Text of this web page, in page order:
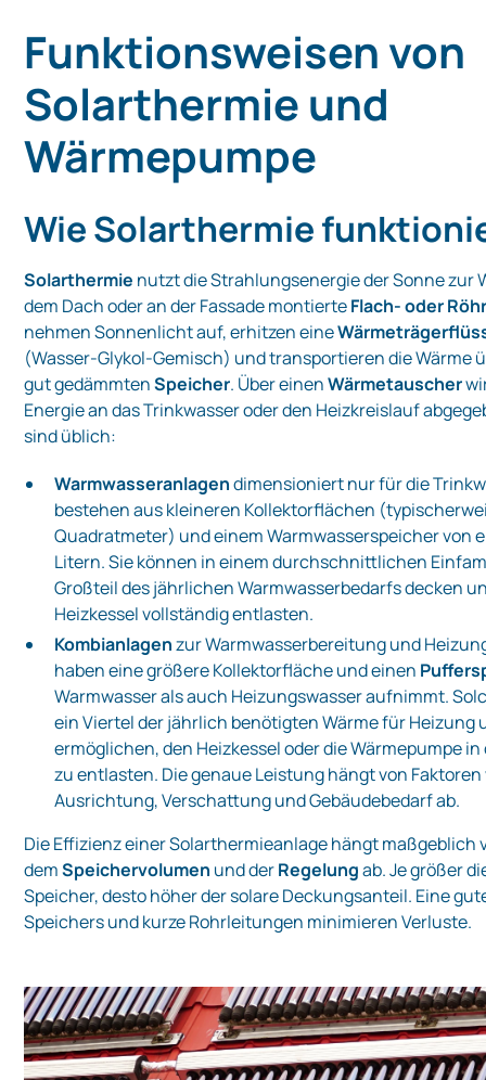
Funktionsweisen von
Solarthermie und
Wärmepumpe
Wie Solarthermie
Solarthermie nutzt die Strahlungsenergie der Sonne zur
dem Dach oder an der Fassade montierteFlach‑ oder
nehmen Sonnenlicht auf, erhitzen eine
(Wasser‑Glykol‑Gemisch) und transportieren die Wärme
gut gedämmtenSpeicher. Über einenWärmetauscher
Energie an das Trinkwasser oder den Heizkreislauf
sind üblich:
Warmwasseranlagendimensioniert nur für die
bestehen aus kleineren Kollektorflächen
Quadratmeter) und einem Warmwasserspeicher von
Litern. Sie können in einem durchschnittlichen
Großteil des jährlichen Warmwasserbedarfs decken
Heizkessel vollständig entlasten.
Kombianlagenzur Warmwasserbereitung und
haben eine größere Kollektorfläche und einen
Warmwasser als auch Heizungswasser aufnimmt.
ein Viertel der jährlich benötigten Wärme für Heizung
ermöglichen, den Heizkessel oder die Wärmepumpe
zu entlasten. Die genaue Leistung hängt von
Ausrichtung, Verschattung und Gebäudebedarf ab.
Die Effizienz einer Solarthermieanlage hängt maßgeblich
demSpeichervolumen und derRegelungab. Je größer
Speicher, desto höher der solare Deckungsanteil. Eine
Speichers und kurze Rohrleitungen minimieren Verluste.